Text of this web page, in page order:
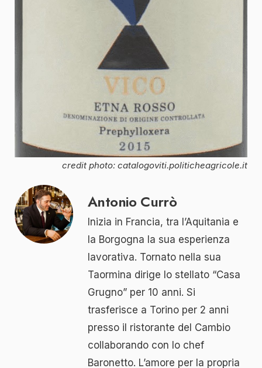
credit photo: catalogoviti.politicheagricole.it
Antonio Currò
Inizia in Francia, tra l’Aquitania e
la Borgogna la sua esperienza
lavorativa. Tornato nella sua
Taormina dirige lo stellato “Casa
Grugno” per 10 anni. Si
trasferisce a Torino per 2 anni
presso il ristorante del Cambio
collaborando con lo chef
Baronetto. L’amore per la propria